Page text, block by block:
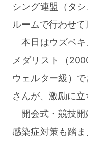
シング連盟（タ
ルームで行わせて
本日はウズベキ
メダリスト（
ウェルター級）
さんが、激励に立
開会式・競技開
感染症対策も踏